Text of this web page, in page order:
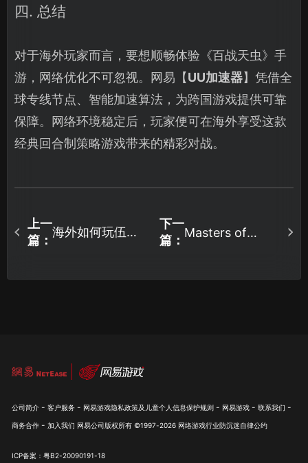
四. 总结
对于海外玩家而言，要想顺畅体验《百战天虫》手
游，网络优化不可忽视。网易【UU加速器】凭借全
球专线节点、智能加速算法，为跨国游戏提供可靠
保障。网络环境稳定后，玩家便可在海外享受这款
经典回合制策略游戏带来的精彩对战。
上一
篇：
海外如何玩伍六
析！
下一
篇：
Masters of
使用指南！
公司简介 - 客户服务 - 网易游戏隐私政策及儿童个人信息保护规则 - 网易游戏 - 联系我们 -
商务合作 - 加入我们 网易公司版权所有 ©1997-2026 网络游戏行业防沉迷自律公约
ICP备案：粤B2-20090191-18